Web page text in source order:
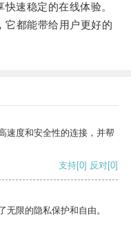
速稳定的在线体验。
都能带给用户更好的
速度和安全性的连接，并帮
支持[0] 反对[0]
限的隐私保护和自由。